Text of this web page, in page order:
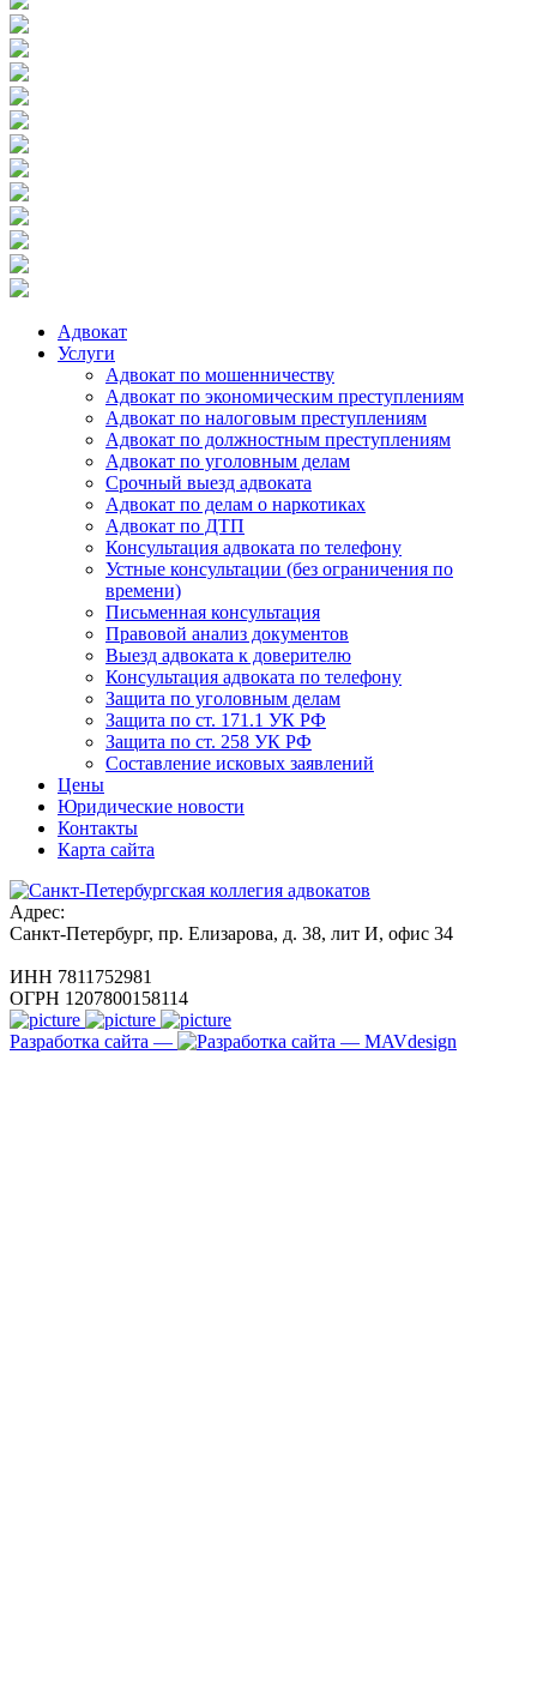
Адвокат
Услуги
Адвокат по мошенничеству
Адвокат по экономическим преступлениям
Адвокат по налоговым преступлениям
Адвокат по должностным преступлениям
Адвокат по уголовным делам
Срочный выезд адвоката
Адвокат по делам о наркотиках
Адвокат по ДТП
Консультация адвоката по телефону
Устные консультации (без ограничения по
времени)
Письменная консультация
Правовой анализ документов
Выезд адвоката к доверителю
Консультация адвоката по телефону
Защита по уголовным делам
Защита по ст. 171.1 УК РФ
Защита по ст. 258 УК РФ
Составление исковых заявлений
Цены
Юридические новости
Контакты
Карта сайта
Адрес:
Санкт-Петербург, пр. Елизарова, д. 38, лит И, офис 34
ИНН 7811752981
ОГРН 1207800158114
Разработка сайта —